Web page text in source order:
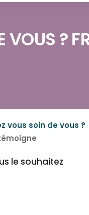
VOUS ?
vous soin de vous ?
le souhaitez